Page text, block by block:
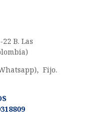
B. Las
Fijo.